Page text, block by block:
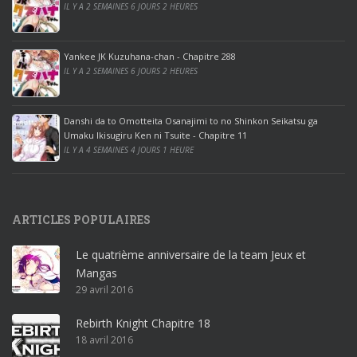
o
ff
i
c
e
2
0
1
r
o
ff
i
c
e
3
IL Y A 2 SEMAINES 6 JOURS 2 HEURES
Yankee JK Kuzuhana-chan - Chapitre 288
IL Y A 2 SEMAINES 6 JOURS 2 HEURES
Danshi da to Omotteita Osanajimi to no Shinkon Seikatsu ga
Umaku Ikisugiru Ken ni Tsuite - Chapitre 11
IL Y A 4 SEMAINES 4 JOURS 1 HEURE
ARTICLES POPULAIRES
Le quatrième anniversaire de la team Jeux et
Mangas
29 avril 2016
Rebirth Knight Chapitre 18
18 avril 2016